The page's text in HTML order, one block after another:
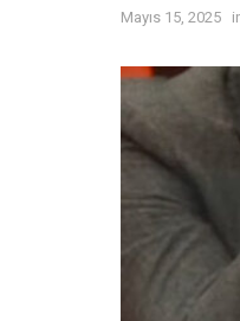
Mayıs 15, 2025